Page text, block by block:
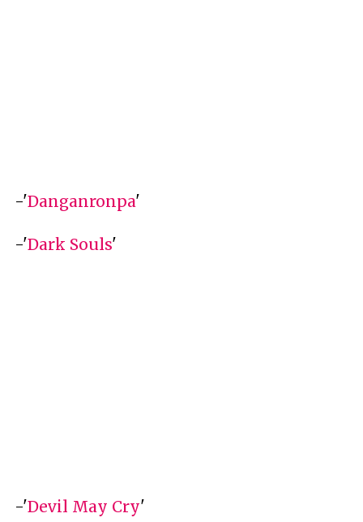
-'Danganronpa'
-'Dark Souls'
-'Devil May Cry'